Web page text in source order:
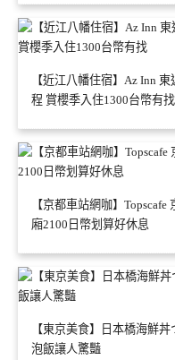
【近江八幡住宿】Az Inn
程 賞櫻季入住1300台幣有找
【京都車站網咖】
廂2100日幣划算好休息
【東京美食】日本橋海鮮
泡飯讓人驚豔